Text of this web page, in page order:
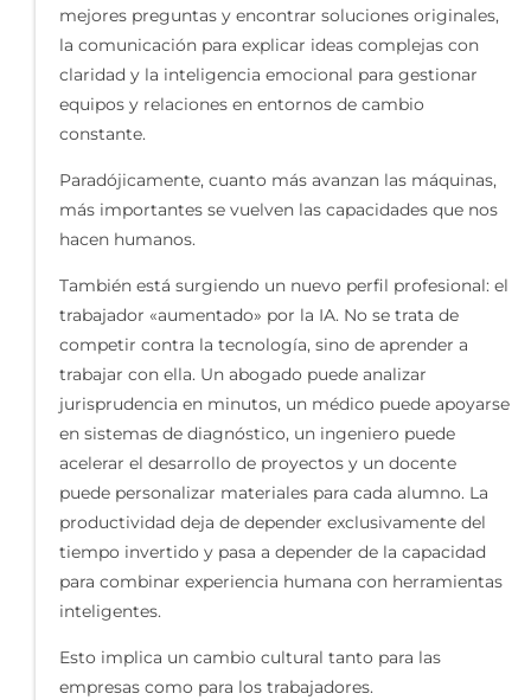
mejores preguntas y encontrar soluciones originales,
la comunicación para explicar ideas complejas con
claridad y la inteligencia emocional para gestionar
equipos y relaciones en entornos de cambio
constante.
Paradójicamente, cuanto más avanzan las máquinas,
más importantes se vuelven las capacidades que nos
hacen humanos.
También está surgiendo un nuevo perfil profesional: el
trabajador «aumentado» por la IA. No se trata de
competir contra la tecnología, sino de aprender a
trabajar con ella. Un abogado puede analizar
jurisprudencia en minutos, un médico puede apoyarse
en sistemas de diagnóstico, un ingeniero puede
acelerar el desarrollo de proyectos y un docente
puede personalizar materiales para cada alumno. La
productividad deja de depender exclusivamente del
tiempo invertido y pasa a depender de la capacidad
para combinar experiencia humana con herramientas
inteligentes.
Esto implica un cambio cultural tanto para las
empresas como para los trabajadores.